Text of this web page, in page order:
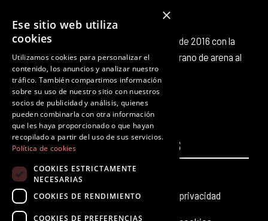
Octubre Producciones nace en octubre de 2016 con la
intención de aportar nuestro pequeño grano de arena al
panorama cultural existente.
F
a
c
e
b
o
k
T
w
i
t
t
r
I
n
s
t
a
r
m
Y
o
u
t
u
e
L
i
n
k
e
i
T
k
o
PÁGINAS
Inicio
Producciones teatrales
LEGALES
Aviso legal
Política de privacidad
×
Ese sitio web utiliza
cookies
Utilizamos cookies para personalizar el
contenido, los anuncios y analizar nuestro
tráfico. También compartimos información
sobre su uso de nuestro sitio con nuestros
socios de publicidad y análisis, quienes
pueden combinarla con otra información
que les haya proporcionado o que hayan
recopilado a partir del uso de sus servicios.
Política de cookies
COOKIES ESTRICTAMENTE
NECESARIAS
COOKIES DE RENDIMIENTO
COOKIES DE PREFERENCIAS